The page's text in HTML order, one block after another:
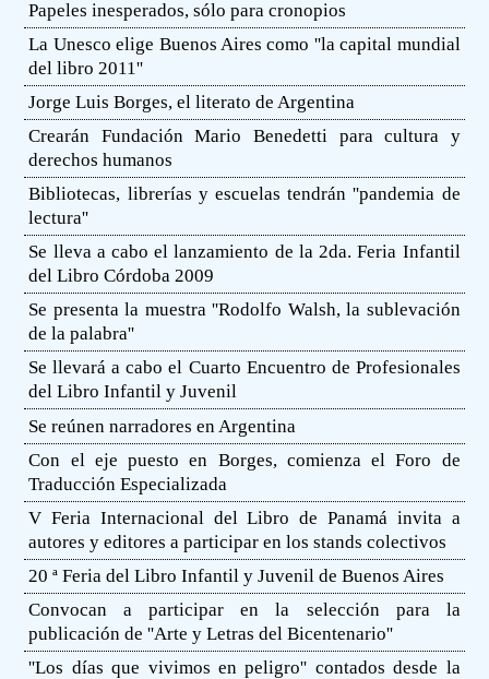
Papeles inesperados, sólo para cronopios
La Unesco elige Buenos Aires como ''la capital mundial
del libro 2011''
Jorge Luis Borges, el literato de Argentina
Crearán Fundación Mario Benedetti para cultura y
derechos humanos
Bibliotecas, librerías y escuelas tendrán ''pandemia de
lectura''
Se lleva a cabo el lanzamiento de la 2da. Feria Infantil
del Libro Córdoba 2009
Se presenta la muestra ''Rodolfo Walsh, la sublevación
de la palabra''
Se llevará a cabo el Cuarto Encuentro de Profesionales
del Libro Infantil y Juvenil
Se reúnen narradores en Argentina
Con el eje puesto en Borges, comienza el Foro de
Traducción Especializada
V Feria Internacional del Libro de Panamá invita a
autores y editores a participar en los stands colectivos
20 ª Feria del Libro Infantil y Juvenil de Buenos Aires
Convocan a participar en la selección para la
publicación de ''Arte y Letras del Bicentenario''
''Los días que vivimos en peligro'' contados desde la